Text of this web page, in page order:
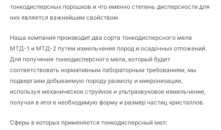
тонкодисперсных порошков и что именно степень дисперсности для
них является важнейшим свойством.
Наша компания производит два сорта тонкодисперсного мела
МТД-1 и МТД-2 путем измельчения пород и осадочных отложений.
Для получения тонкодисперсного мела, который будет
соответствовать нормативным лабораторным требованиям, мы
подвергаем добываемую породу размолу и микронизации,
используя механическое струйное и ультразвуковое измельчение,
получая в итоге необходимую форму и размер частиц кристаллов.
Сферы в которых применяется тонкодисперсный мел: